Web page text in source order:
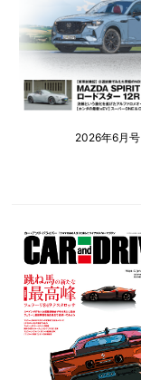
2026年6月号